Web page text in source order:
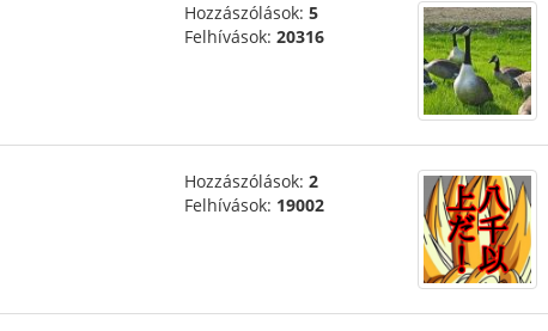
Hozzászólások: 5
Felhívások: 20316
Hozzászólások: 2
Felhívások: 19002